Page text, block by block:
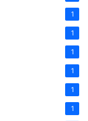
1
1
1
1
1
1